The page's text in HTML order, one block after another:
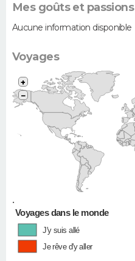
Mes goûts et passions
Aucune information disponible
Voyages
•
+
−
Voyages dans le monde
J'y suis allé
Je rêve d'y aller